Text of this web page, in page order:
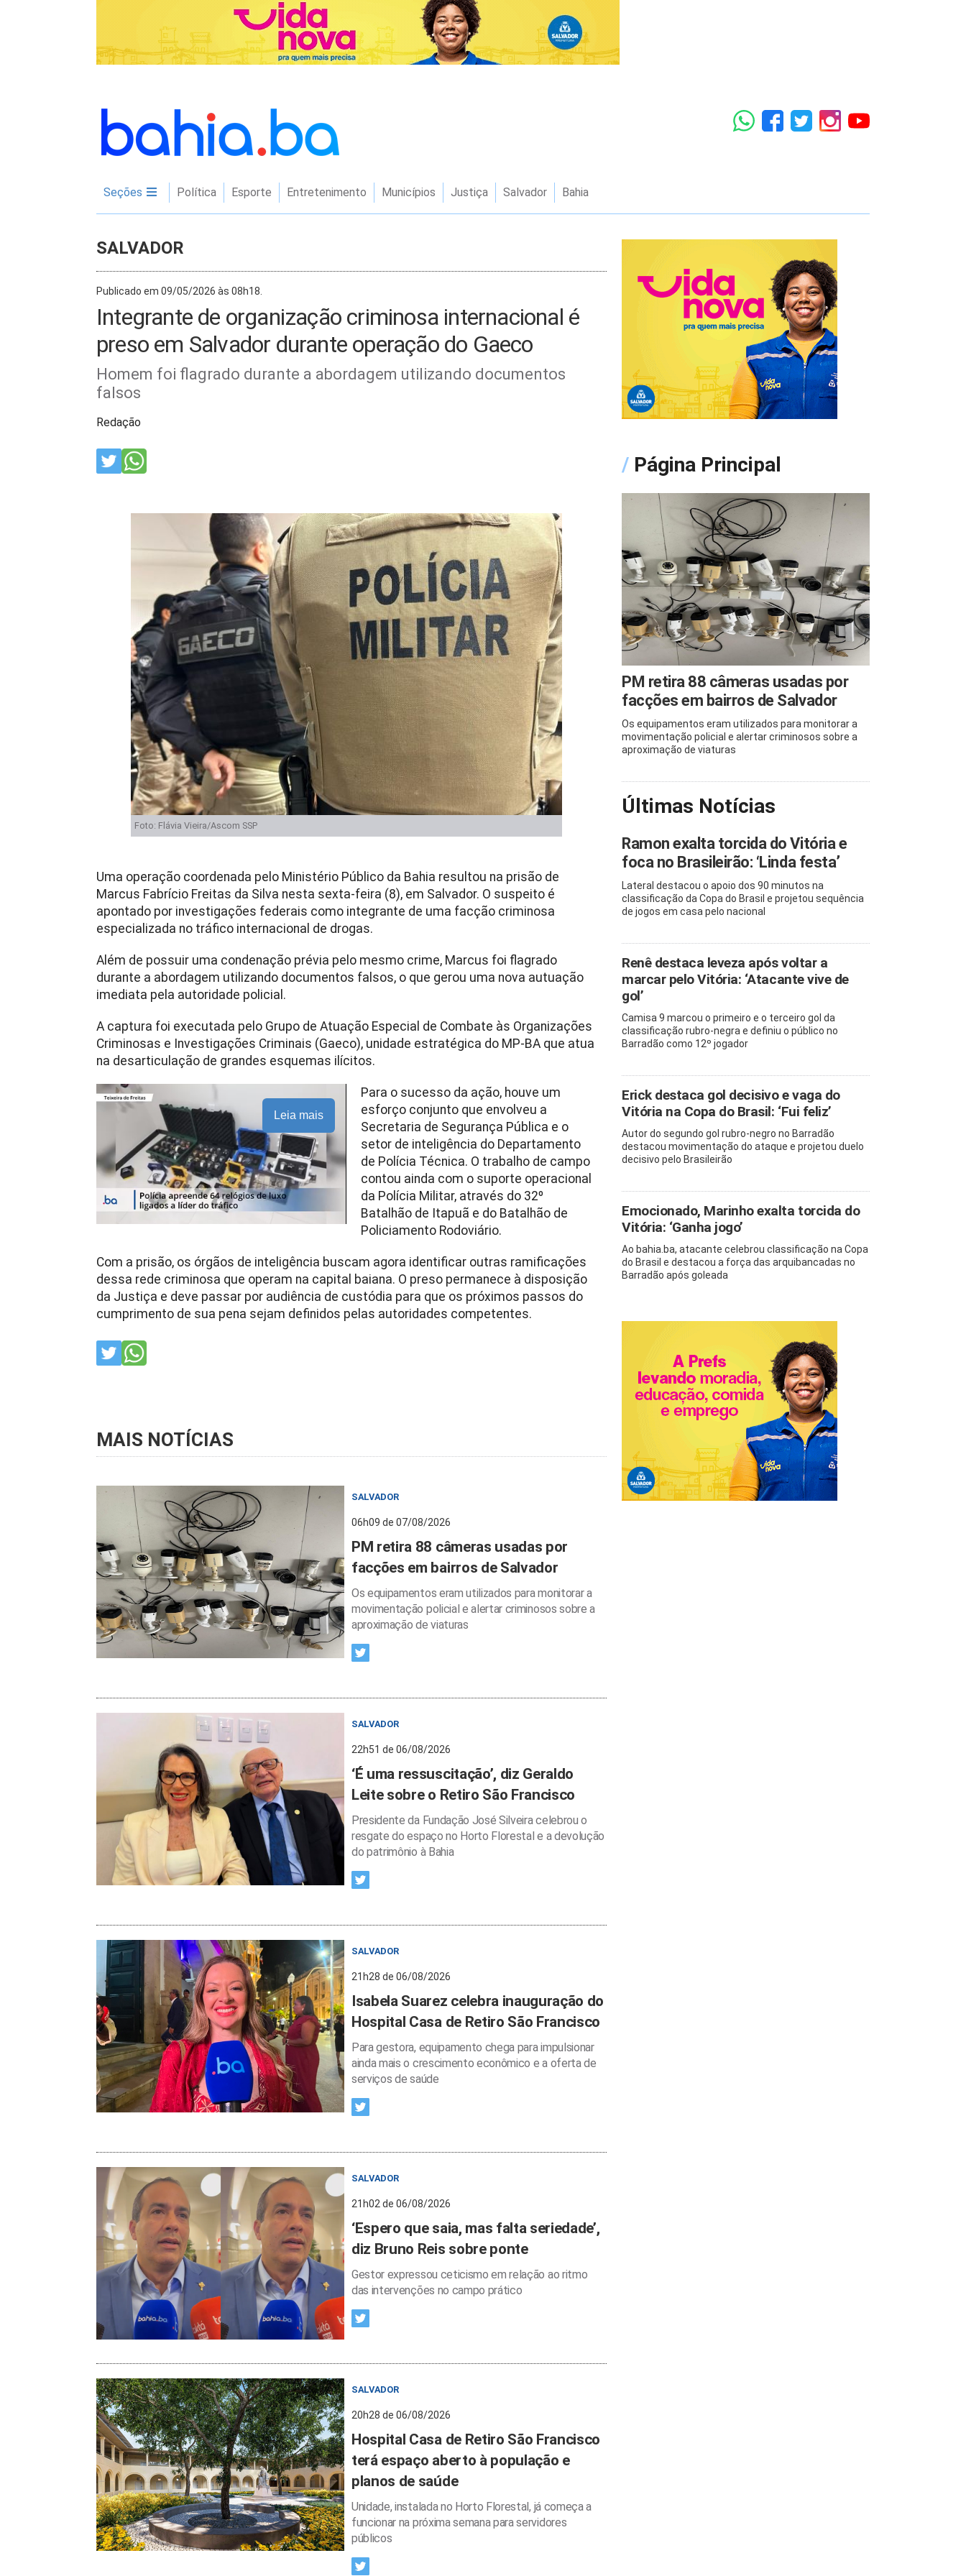
Seções Política Esporte Entretenimento Municípios Justiça Salvador Bahia
SALVADOR
Publicado em 09/05/2026 às 08h18.
Integrante de organização criminosa internacional é
preso em Salvador durante operação do Gaeco
Homem foi flagrado durante a abordagem utilizando documentos
falsos
Redação
Foto: Flávia Vieira/Ascom SSP
Uma operação coordenada pelo Ministério Público da Bahia resultou na prisão de
Marcus Fabrício Freitas da Silva nesta sexta-feira (8), em Salvador. O suspeito é
apontado por investigações federais como integrante de uma facção criminosa
especializada no tráfico internacional de drogas.
Além de possuir uma condenação prévia pelo mesmo crime, Marcus foi flagrado
durante a abordagem utilizando documentos falsos, o que gerou uma nova autuação
imediata pela autoridade policial.
A captura foi executada pelo Grupo de Atuação Especial de Combate às Organizações
Criminosas e Investigações Criminais (Gaeco), unidade estratégica do MP-BA que atua
na desarticulação de grandes esquemas ilícitos.
Leia mais
Para o sucesso da ação, houve um
esforço conjunto que envolveu a
Secretaria de Segurança Pública e o
setor de inteligência do Departamento
de Polícia Técnica. O trabalho de campo
contou ainda com o suporte operacional
da Polícia Militar, através do 32º
Batalhão de Itapuã e do Batalhão de
Policiamento Rodoviário.
Com a prisão, os órgãos de inteligência buscam agora identificar outras ramificações
dessa rede criminosa que operam na capital baiana. O preso permanece à disposição
da Justiça e deve passar por audiência de custódia para que os próximos passos do
cumprimento de sua pena sejam definidos pelas autoridades competentes.
MAIS NOTÍCIAS
SALVADOR
06h09 de 07/08/2026
PM retira 88 câmeras usadas por
facções em bairros de Salvador
Os equipamentos eram utilizados para monitorar a
movimentação policial e alertar criminosos sobre a
aproximação de viaturas
SALVADOR
22h51 de 06/08/2026
‘É uma ressuscitação’, diz Geraldo
Leite sobre o Retiro São Francisco
Presidente da Fundação José Silveira celebrou o
resgate do espaço no Horto Florestal e a devolução
do patrimônio à Bahia
SALVADOR
21h28 de 06/08/2026
Isabela Suarez celebra inauguração do
Hospital Casa de Retiro São Francisco
Para gestora, equipamento chega para impulsionar
ainda mais o crescimento econômico e a oferta de
serviços de saúde
SALVADOR
21h02 de 06/08/2026
‘Espero que saia, mas falta seriedade’,
diz Bruno Reis sobre ponte
Gestor expressou ceticismo em relação ao ritmo
das intervenções no campo prático
SALVADOR
20h28 de 06/08/2026
Hospital Casa de Retiro São Francisco
terá espaço aberto à população e
planos de saúde
Unidade, instalada no Horto Florestal, já começa a
funcionar na próxima semana para servidores
públicos
/ Página Principal
PM retira 88 câmeras usadas por
facções em bairros de Salvador
Os equipamentos eram utilizados para monitorar a
movimentação policial e alertar criminosos sobre a
aproximação de viaturas
Últimas Notícias
Ramon exalta torcida do Vitória e
foca no Brasileirão: ‘Linda festa’
Lateral destacou o apoio dos 90 minutos na
classificação da Copa do Brasil e projetou sequência
de jogos em casa pelo nacional
Renê destaca leveza após voltar a
marcar pelo Vitória: ‘Atacante vive de
gol’
Camisa 9 marcou o primeiro e o terceiro gol da
classificação rubro-negra e definiu o público no
Barradão como 12º jogador
Erick destaca gol decisivo e vaga do
Vitória na Copa do Brasil: ‘Fui feliz’
Autor do segundo gol rubro-negro no Barradão
destacou movimentação do ataque e projetou duelo
decisivo pelo Brasileirão
Emocionado, Marinho exalta torcida do
Vitória: ‘Ganha jogo’
Ao bahia.ba, atacante celebrou classificação na Copa
do Brasil e destacou a força das arquibancadas no
Barradão após goleada